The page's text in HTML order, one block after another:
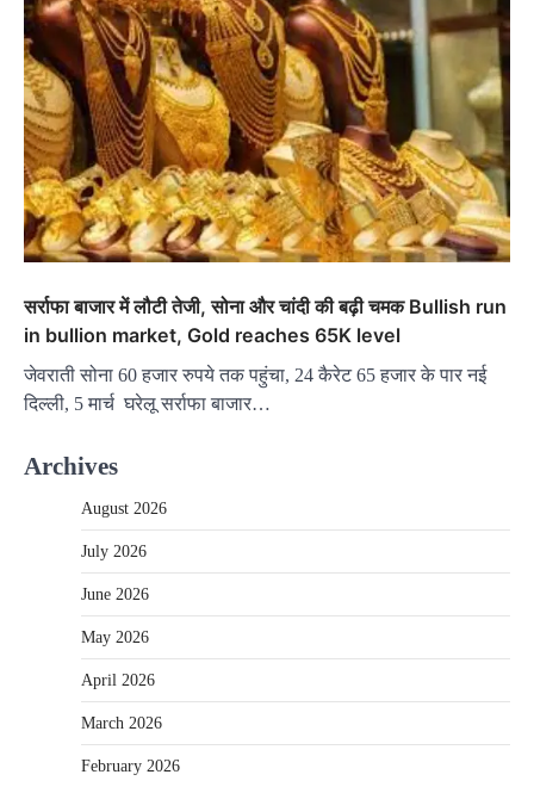
सर्राफा बाजार में लौटी तेजी, सोना और चांदी की बढ़ी चमक Bullish run
in bullion market, Gold reaches 65K level
जेवराती सोना 60 हजार रुपये तक पहुंचा, 24 कैरेट 65 हजार के पार नई
दिल्ली, 5 मार्च घरेलू सर्राफा बाजार…
Archives
August 2026
July 2026
June 2026
May 2026
April 2026
March 2026
February 2026